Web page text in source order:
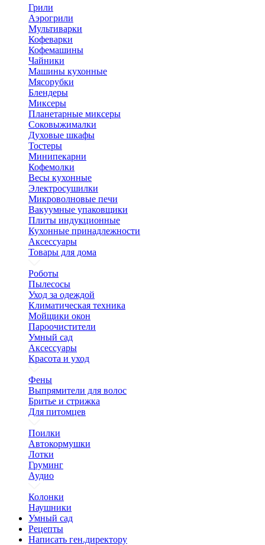
Грили
Аэрогрили
Мультиварки
Кофеварки
Кофемашины
Чайники
Машины кухонные
Мясорубки
Блендеры
Миксеры
Планетарные миксеры
Соковыжималки
Духовые шкафы
Тостеры
Минипекарни
Кофемолки
Весы кухонные
Электросушилки
Микроволновые печи
Вакуумные упаковщики
Плиты индукционные
Кухонные принадлежности
Аксессуары
Товары для дома
Роботы
Пылесосы
Уход за одеждой
Климатическая техника
Мойщики окон
Пароочистители
Умный сад
Аксессуары
Красота и уход
Фены
Выпрямители для волос
Бритье и стрижка
Для питомцев
Поилки
Автокормушки
Лотки
Груминг
Аудио
Колонки
Наушники
Умный сад
Рецепты
Написать ген.директору